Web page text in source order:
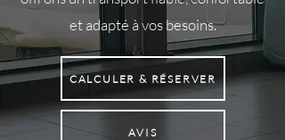
et adapté à vos besoins.
CALCULER & RÉSERVER
AVIS